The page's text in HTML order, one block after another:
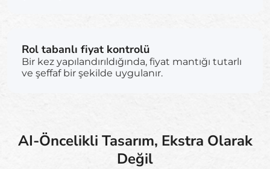
Rol tabanlı fiyat kontrolü
Bir kez yapılandırıldığında, fiyat mantığı tutarlı
ve şeffaf bir şekilde uygulanır.
AI-Öncelikli Tasarım, Ekstra Olarak
Değil